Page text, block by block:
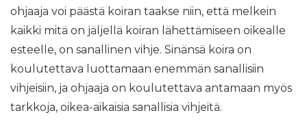
ohjaaja voi päästä koiran taakse niin, että melkein
kaikki mitä on jäljellä koiran lähettämiseen oikealle
esteelle, on sanallinen vihje. Sinänsä koira on
koulutettava luottamaan enemmän sanallisiin
vihjeisiin, ja ohjaaja on koulutettava antamaan myös
tarkkoja, oikea-aikaisia ​​sanallisia vihjeitä.